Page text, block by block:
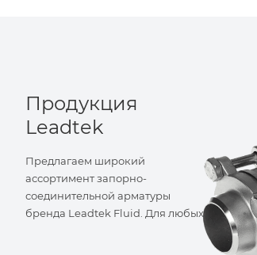
Продукция
Leadtek
Предлагаем широкий
ассортимент запорно-
соединительной арматуры
бренда Leadtek Fluid. Для любых